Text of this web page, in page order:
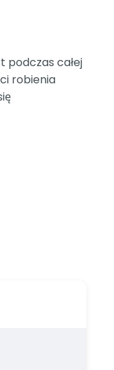
podczas całej
robienia